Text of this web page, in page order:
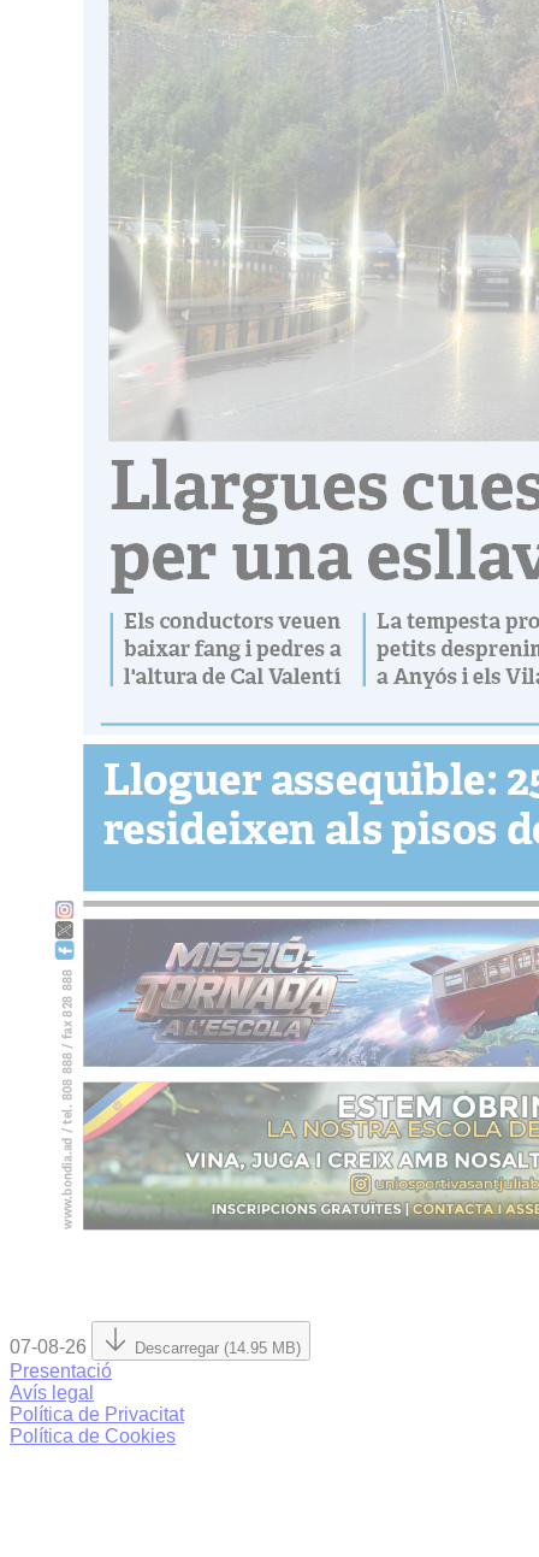
07-08-26 Descarregar (14.95 MB)
Presentació
Avís legal
Política de Privacitat
Política de Cookies